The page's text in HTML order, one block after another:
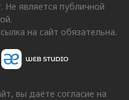
Не является публичной
на сайт обязательна.
вы даёте согласие на